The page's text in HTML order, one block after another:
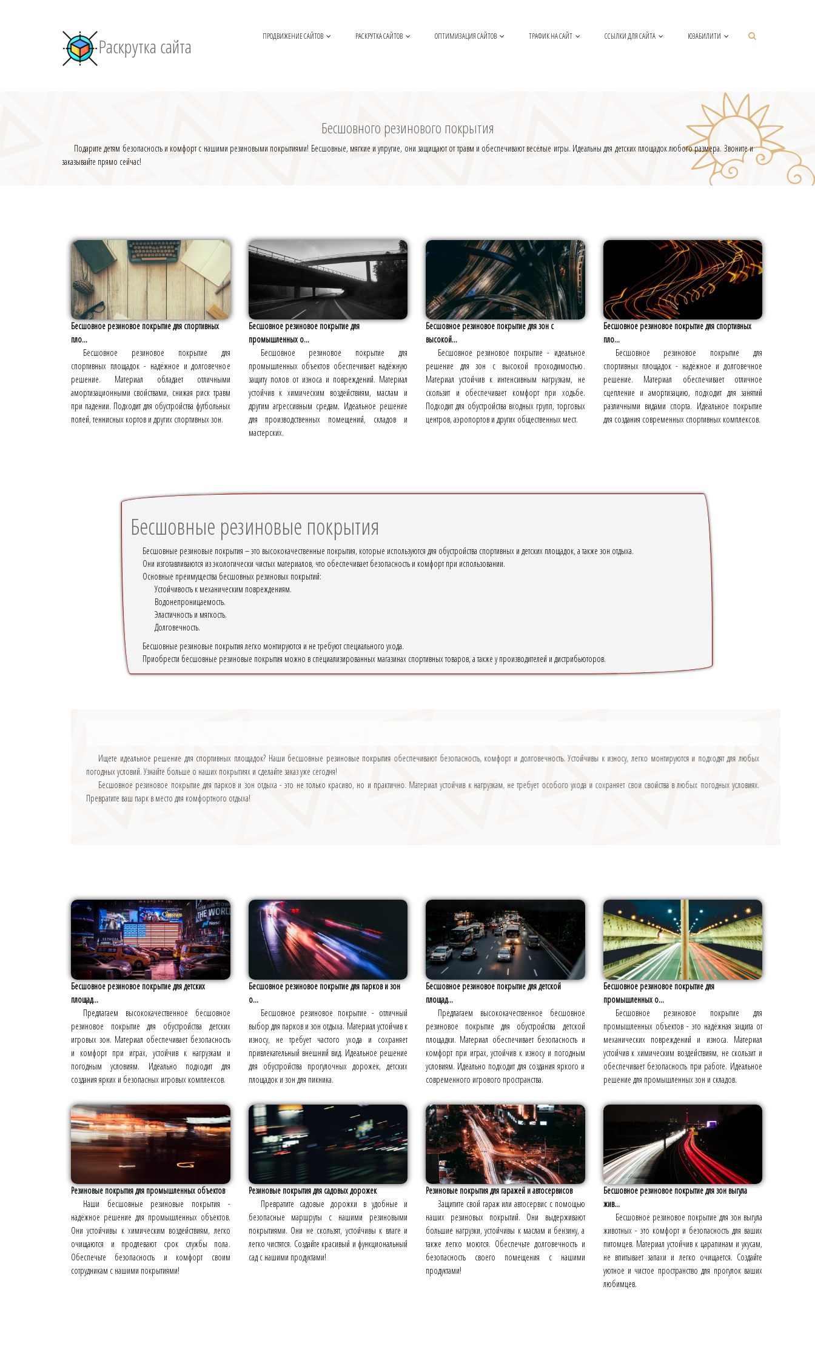
Раскрутка сайта ПРОДВИЖЕНИЕ САЙТОВ РАСКРУТКА САЙТОВ ОПТИМИЗАЦИЯ САЙТОВ ТРАФИК НА САЙТ ССЫЛКИ ДЛЯ САЙТА ЮЗАБИЛИТИ
Бесшовного резинового покрытия
Подарите детям безопасность и комфорт с нашими резиновыми покрытиями! Бесшовные, мягкие и упругие, они защищают от травм и обеспечивают весёлые игры. Идеальны для детских площадок любого размера. Звоните и
заказывайте прямо сейчас!
Бесшовное резиновое покрытие для спортивных
пло...
Бесшовное резиновое покрытие для
спортивных площадок - надёжное и долговечное
решение. Материал обладает отличными
амортизационными свойствами, снижая риск травм
при падении. Подходит для обустройства футбольных
полей, теннисных кортов и других спортивных зон.
Бесшовное резиновое покрытие для
промышленных о...
Бесшовное резиновое покрытие для
промышленных объектов обеспечивает надёжную
защиту полов от износа и повреждений. Материал
устойчив к химическим воздействиям, маслам и
другим агрессивным средам. Идеальное решение
для производственных помещений, складов и
мастерских.
Бесшовное резиновое покрытие для зон с
высокой...
Бесшовное резиновое покрытие - идеальное
решение для зон с высокой проходимостью.
Материал устойчив к интенсивным нагрузкам, не
скользит и обеспечивает комфорт при ходьбе.
Подходит для обустройства входных групп, торговых
центров, аэропортов и других общественных мест.
Бесшовное резиновое покрытие для спортивных
пло...
Бесшовное резиновое покрытие для
спортивных площадок - надёжное и долговечное
решение. Материал обеспечивает отличное
сцепление и амортизацию, подходит для занятий
различными видами спорта. Идеальное покрытие
для создания современных спортивных комплексов.
Бесшовные резиновые покрытия
Бесшовные резиновые покрытия – это высококачественные покрытия, которые используются для обустройства спортивных и детских площадок, а также зон отдыха.
Они изготавливаются из экологически чистых материалов, что обеспечивает безопасность и комфорт при использовании.
Основные преимущества бесшовных резиновых покрытий:
Устойчивость к механическим повреждениям.
Водонепроницаемость.
Эластичность и мягкость.
Долговечность.
Бесшовные резиновые покрытия легко монтируются и не требуют специального ухода.
Приобрести бесшовные резиновые покрытия можно в специализированных магазинах спортивных товаров, а также у производителей и дистрибьюторов.
Ищете идеальное решение для спортивных площадок? Наши бесшовные резиновые покрытия обеспечивают безопасность, комфорт и долговечность. Устойчивы к износу, легко монтируются и подходят для любых
погодных условий. Узнайте больше о наших покрытиях и сделайте заказ уже сегодня!
Бесшовное резиновое покрытие для парков и зон отдыха - это не только красиво, но и практично. Материал устойчив к нагрузкам, не требует особого ухода и сохраняет свои свойства в любых погодных условиях.
Превратите ваш парк в место для комфортного отдыха!
Бесшовное резиновое покрытие для детских
площад...
Предлагаем высококачественное бесшовное
резиновое покрытие для обустройства детских
игровых зон. Материал обеспечивает безопасность
и комфорт при играх, устойчив к нагрузкам и
погодным условиям. Идеально подходит для
создания ярких и безопасных игровых комплексов.
Бесшовное резиновое покрытие для парков и зон
о...
Бесшовное резиновое покрытие - отличный
выбор для парков и зон отдыха. Материал устойчив к
износу, не требует частого ухода и сохраняет
привлекательный внешний вид. Идеальное решение
для обустройства прогулочных дорожек, детских
площадок и зон для пикника.
Бесшовное резиновое покрытие для детской
площад...
Предлагаем высококачественное бесшовное
резиновое покрытие для обустройства детской
площадки. Материал обеспечивает безопасность и
комфорт при играх, устойчив к износу и погодным
условиям. Идеально подходит для создания яркого и
современного игрового пространства.
Бесшовное резиновое покрытие для
промышленных о...
Бесшовное резиновое покрытие для
промышленных объектов - это надёжная защита от
механических повреждений и износа. Материал
устойчив к химическим воздействиям, не скользит и
обеспечивает безопасность при работе. Идеальное
решение для промышленных зон и складов.
Резиновые покрытия для промышленных объектов
Наши бесшовные резиновые покрытия -
надёжное решение для промышленных объектов.
Они устойчивы к химическим воздействиям, легко
очищаются и продлевают срок службы пола.
Обеспечьте безопасность и комфорт своим
сотрудникам с нашими покрытиями!
Резиновые покрытия для садовых дорожек
Превратите садовые дорожки в удобные и
безопасные маршруты с нашими резиновыми
покрытиями. Они не скользят, устойчивы к влаге и
легко чистятся. Создайте красивый и функциональный
сад с нашими продуктами!
Резиновые покрытия для гаражей и автосервисов
Защитите свой гараж или автосервис с помощью
наших резиновых покрытий. Они выдерживают
большие нагрузки, устойчивы к маслам и бензину, а
также легко моются. Обеспечьте долговечность и
безопасность своего помещения с нашими
продуктами!
Бесшовное резиновое покрытие для зон выгула
жив...
Бесшовное резиновое покрытие для зон выгула
животных - это комфорт и безопасность для ваших
питомцев. Материал устойчив к царапинам и укусам,
не впитывает запахи и легко очищается. Создайте
уютное и чистое пространство для прогулок ваших
любимцев.